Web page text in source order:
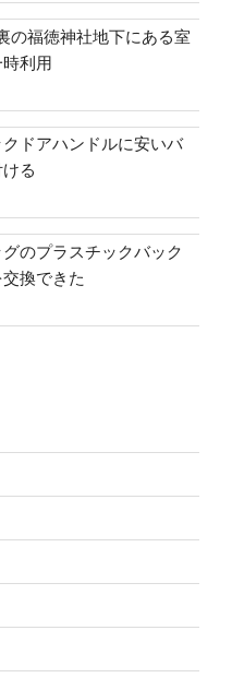
の福徳神社地下にある室
利用
ドアハンドルに安いバ
る
のプラスチックバック
換できた